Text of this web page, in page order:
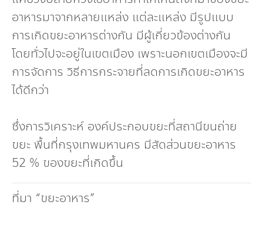
อาหารมาจากหลายแหล่ง แต่ละแหล่ง มีรูปแบบ
การเกิดขยะอาหารต่างกัน มีผู้เกี่ยวข้องต่างกัน
โดยทั่วไปจะอยู่ในเขตเมือง เพราะนอกเขตเมืองจะมี
การจัดการ วิธีการกระจายที่ลดการเกิดขยะอาหาร
ได้ดีกว่า
ซึ่งการวิเคราะห์ องค์ประกอบขยะที่สถานีขนถ่าย
ขยะ พื้นที่กรุงเทพมหานคร มีสัดส่วนขยะอาหาร
52 % ของขยะที่เกิดขึ้น
ที่มา “ขยะอาหาร”